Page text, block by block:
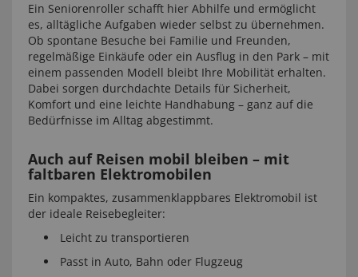
Ein Seniorenroller schafft hier Abhilfe und ermöglicht
es, alltägliche Aufgaben wieder selbst zu übernehmen.
Ob spontane Besuche bei Familie und Freunden,
regelmäßige Einkäufe oder ein Ausflug in den Park – mit
einem passenden Modell bleibt Ihre Mobilität erhalten.
Dabei sorgen durchdachte Details für Sicherheit,
Komfort und eine leichte Handhabung – ganz auf die
Bedürfnisse im Alltag abgestimmt.
Auch auf Reisen mobil bleiben – mit
faltbaren Elektromobilen
Ein kompaktes, zusammenklappbares Elektromobil ist
der ideale Reisebegleiter:
Leicht zu transportieren
Passt in Auto, Bahn oder Flugzeug